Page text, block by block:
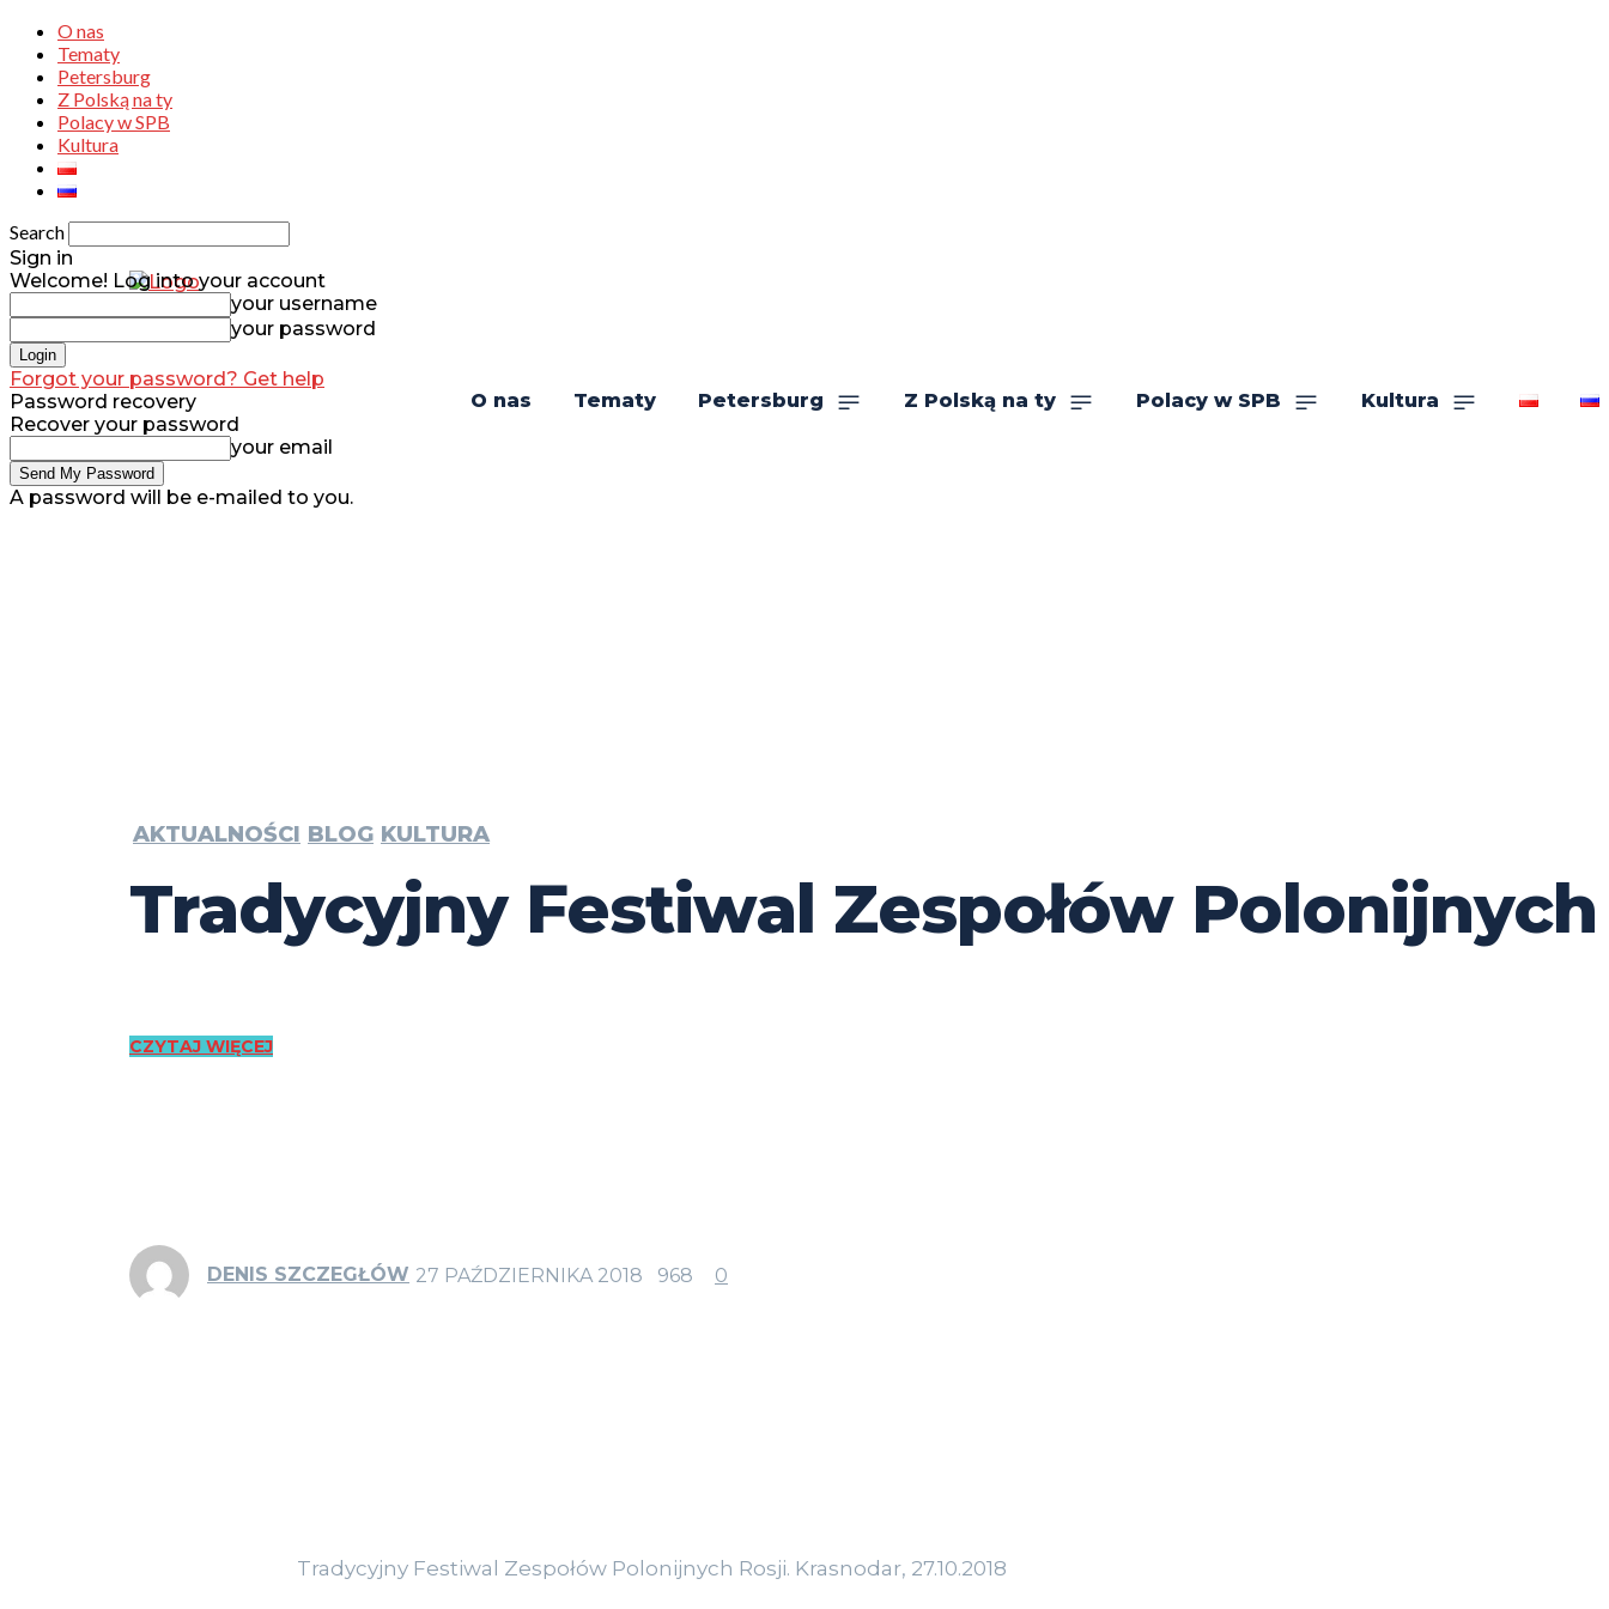
O nas
Tematy
Petersburg
Z Polską na ty
Polacy w SPB
Kultura
Search
O nas Tematy Petersburg Z Polską na ty Polacy w SPB Kultura
Sign in
Welcome! Log into your account
your username
your password
Forgot your password? Get help
Password recovery
Recover your password
your email
A password will be e-mailed to you.
AKTUALNOŚCI BLOG KULTURA
Tradycyjny Festiwal Zespołów
CZYTAJ WIĘCEJ
DENIS SZCZEGŁÓW 27 PAŹDZIERNIKA 2018 968 0
Tradycyjny Festiwal Zespołów Polonijnych Rosji. Krasnodar, 27.10.2018